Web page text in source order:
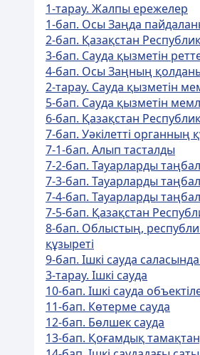
1-тарау. Жалпы ережелер
1-бап. Осы Заңда
2-бап. Қазақстан
3-бап. Сауда қызметiн
4-бап. Осы Заңның
2-тарау. Сауда қызметін
5-бап. Сауда қызметін
6-бап. Қазақстан
7-бап. Уәкiлеттi органның
7-1-бап. Алып тасталды
7-2-бап. Тауарларды
7-3-бап. Тауарларды
7-4-бап. Тауарларды
7-5-бап. Қазақстан
8-бап. Облыстың,
құзыретi
9-бап. Ішкі сауда
3-тарау. Iшкі сауда
10-бап. Iшкi сауда
11-бап. Көтерме сауда
12-бап. Бөлшек сауда
13-бап. Қоғамдық